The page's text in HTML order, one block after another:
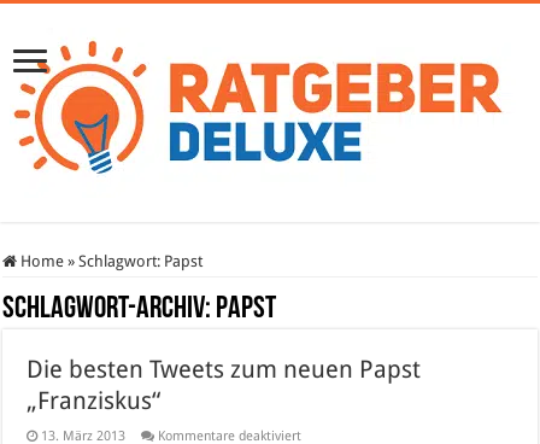
Home » Schlagwort: Papst
Schlagwort-Archiv: Papst
Die besten Tweets zum neuen Papst
„Franziskus“
13. März 2013 Kommentare deaktiviertfür